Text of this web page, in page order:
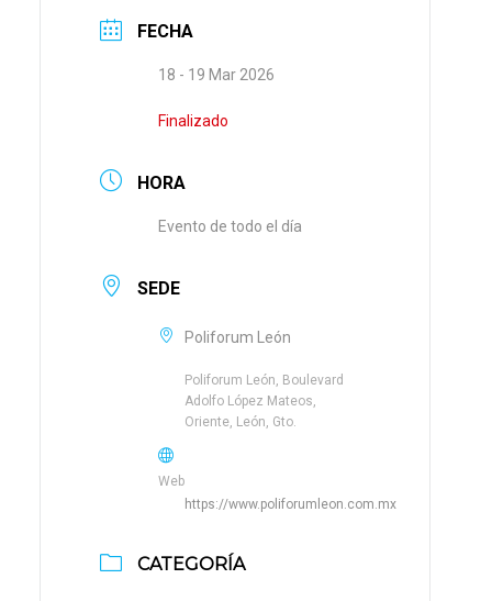
FECHA
18 - 19 Mar 2026
Finalizado
HORA
Evento de todo el día
SEDE
Poliforum León
Poliforum León, Boulevard
Adolfo López Mateos,
Oriente, León, Gto.
Web
https://www.poliforumleon.com.mx
CATEGORÍA